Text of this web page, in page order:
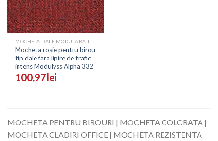
MOCHETA DALE MODULARA TRAFIC INTENS PENTRU BIROURI - PRETURI
Mocheta rosie pentru birou
tip dale fara lipire de trafic
intens Modulyss Alpha 332
100,97lei
MOCHETA PENTRU BIROURI | MOCHETA COLORATA |
MOCHETA CLADIRI OFFICE | MOCHETA REZISTENTA